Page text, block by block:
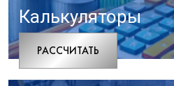
Калькуляторы
РАCСЧИТАТЬ